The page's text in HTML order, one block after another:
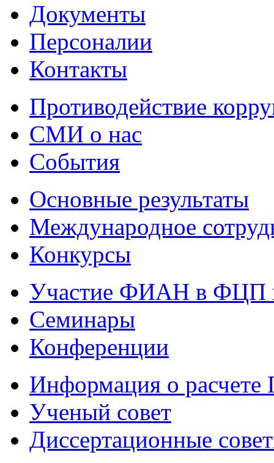
Документы
Персоналии
Контакты
Противодействие
СМИ о нас
События
Основные результаты
Международное
Конкурсы
Участие ФИАН в ФЦП
Семинары
Конференции
Информация о
Ученый совет
Диссертационные